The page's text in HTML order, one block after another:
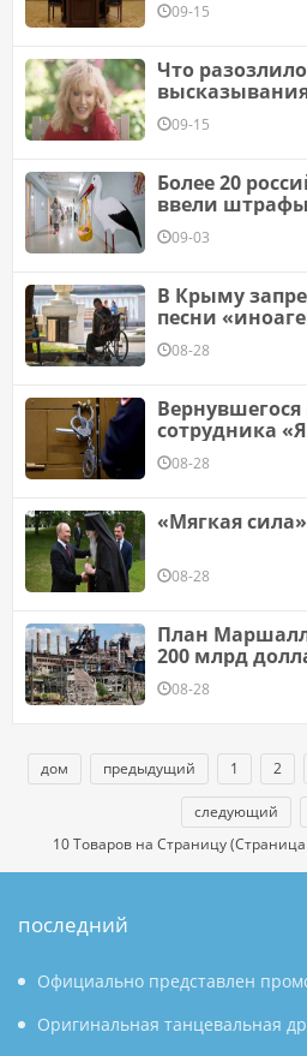
09-15
Что
09-15
Более 20
ввели
к абортам»
09-03
В Крыму
песни
08-28
Вернувшегося
сотрудника
на 15 лет за
ВСУ фонду
08-28
«Мягкая
08-28
План
200 млрд
далеко не
млрд
08-28
дом предыдущий 1 2
следующий
10 Товаров на Страницу (Страница
последний
Официально представлен
конференции по производству
Оригинальная танцевальная